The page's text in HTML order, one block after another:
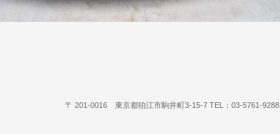
〒 201-0016 東京都狛江市駒井町3‐15‐7 TEL：03-5761-9288